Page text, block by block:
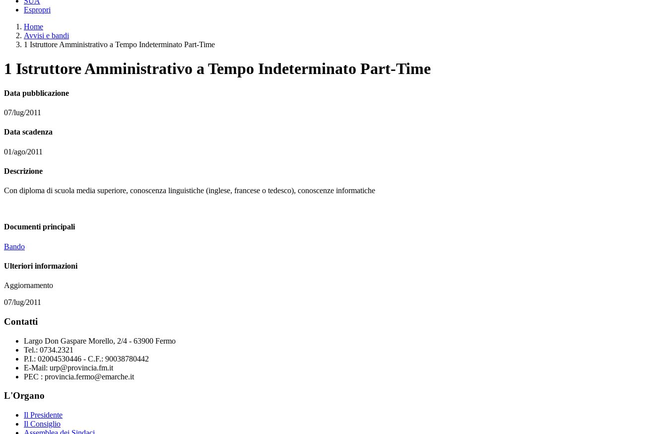
Espropri
Home
Avvisi e bandi
1 Istruttore Amministrativo a Tempo Indeterminato Part-Time
1 Istruttore Amministrativo a Tempo Indeterminato Part-Time
Data pubblicazione
07/lug/2011
Data scadenza
01/ago/2011
Descrizione
Con diploma di scuola media superiore, conoscenza linguistiche (inglese, francese o tedesco), conoscenze informatiche
Documenti principali
Bando
Ulteriori informazioni
Aggiornamento
07/lug/2011
Contatti
Largo Don Gaspare Morello, 2/4 - 63900 Fermo
Tel.: 0734.2321
P.I.: 02004530446 - C.F.: 90038780442
E-Mail: urp@provincia.fm.it
PEC : provincia.fermo@emarche.it
L'Organo
Il Presidente
Il Consiglio